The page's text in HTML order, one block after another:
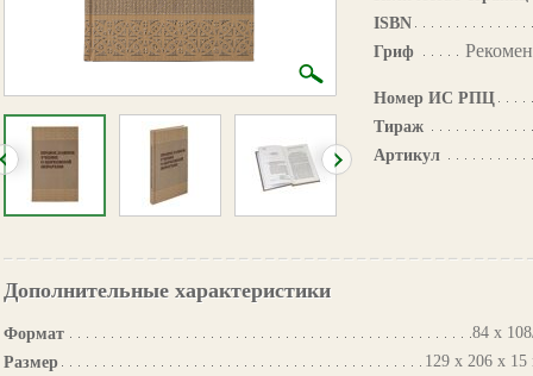
ISBN
Гриф
Номер ИС РПЦ
Тираж
Артикул
Дополнительные характеристики
Формат
84 х
Размер
129 х 206 х